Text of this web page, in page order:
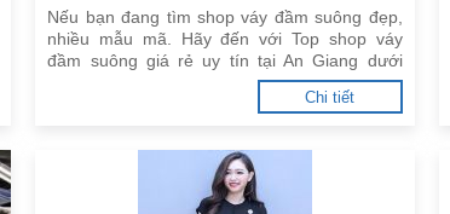
Nếu bạn đang tìm shop váy đầm suông đẹp,
nhiều mẫu mã. Hãy đến với Top shop váy
đầm suông giá rẻ uy tín tại An Giang dưới
Chi tiết